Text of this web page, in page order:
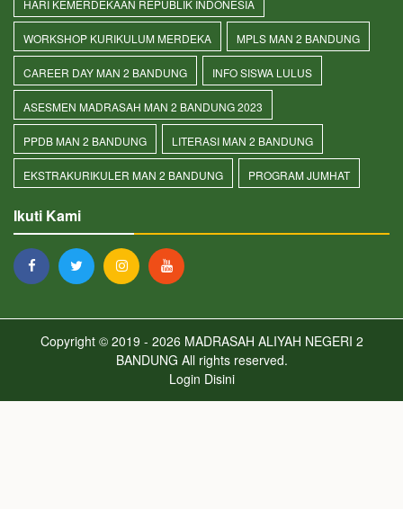
HARI KEMERDEKAAN REPUBLIK INDONESIA
WORKSHOP KURIKULUM MERDEKA MPLS MAN 2 BANDUNG
CAREER DAY MAN 2 BANDUNG INFO SISWA LULUS
ASESMEN MADRASAH MAN 2 BANDUNG 2023
PPDB MAN 2 BANDUNG LITERASI MAN 2 BANDUNG
EKSTRAKURIKULER MAN 2 BANDUNG PROGRAM JUMHAT
Ikuti Kami
Copyright © 2019 - 2026 MADRASAH ALIYAH NEGERI 2
BANDUNG All rights reserved.
Login Disini